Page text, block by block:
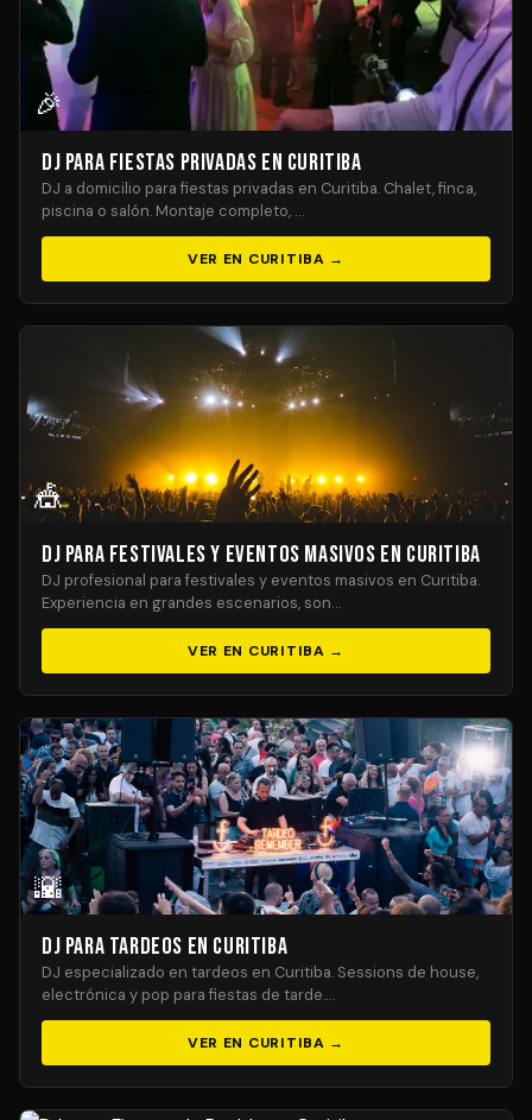
🎉
DJ para Fiestas Privadas en Curitiba
DJ a domicilio para fiestas privadas en Curitiba. Chalet, finca,
piscina o salón. Montaje completo, …
VER EN CURITIBA →
🎪
DJ para Festivales y Eventos Masivos en Curitiba
DJ profesional para festivales y eventos masivos en Curitiba.
Experiencia en grandes escenarios, son…
VER EN CURITIBA →
🌇
DJ para Tardeos en Curitiba
DJ especializado en tardeos en Curitiba. Sessions de house,
electrónica y pop para fiestas de tarde.…
VER EN CURITIBA →